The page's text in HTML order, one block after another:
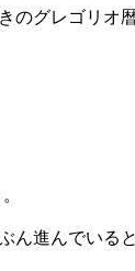
のグレゴリオ暦
進んでいる